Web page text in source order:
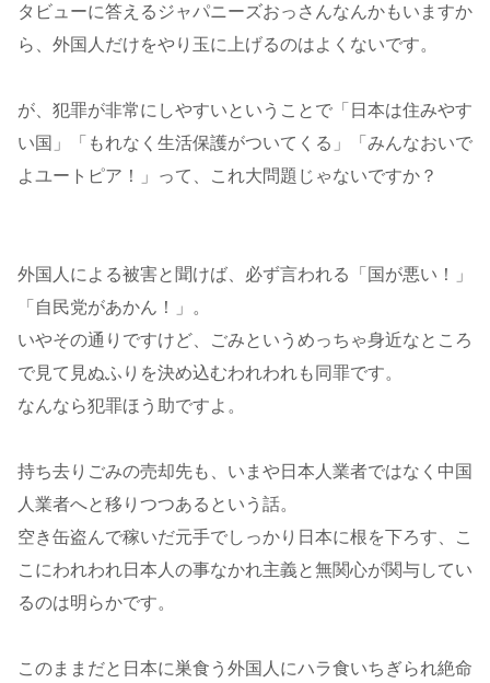
タビューに答えるジャパニーズおっさんなんかもいますか
ら、外国人だけをやり玉に上げるのはよくないです。
が、犯罪が非常にしやすいということで「日本は住みやす
い国」「もれなく生活保護がついてくる」「みんなおいで
よユートピア！」って、これ大問題じゃないですか？
外国人による被害と聞けば、必ず言われる「国が悪い！」
「自民党があかん！」。
いやその通りですけど、ごみというめっちゃ身近なところ
で見て見ぬふりを決め込むわれわれも同罪です。
なんなら犯罪ほう助ですよ。
持ち去りごみの売却先も、いまや日本人業者ではなく中国
人業者へと移りつつあるという話。
空き缶盗んで稼いだ元手でしっかり日本に根を下ろす、こ
こにわれわれ日本人の事なかれ主義と無関心が関与してい
るのは明らかです。
このままだと日本に巣食う外国人にハラ食いちぎられ絶命